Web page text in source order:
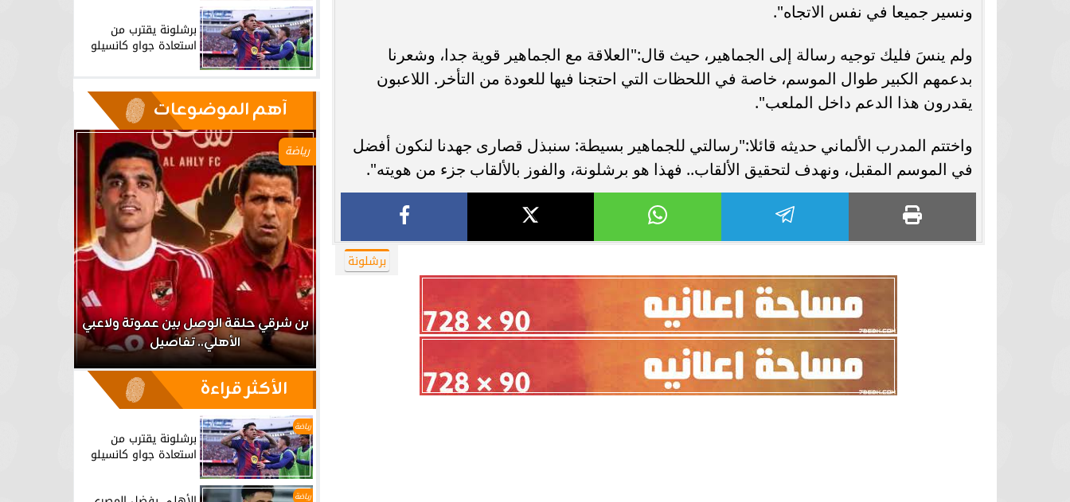
ونسير جميعا في نفس الاتجاه".
ولم ينسَ فليك توجيه رسالة إلى الجماهير، حيث قال:"العلاقة مع الجماهير قوية جدا، وشعرنا
بدعمهم الكبير طوال الموسم، خاصة في اللحظات التي احتجنا فيها للعودة من التأخر. اللاعبون
يقدرون هذا الدعم داخل الملعب".
واختتم المدرب الألماني حديثه قائلا:"رسالتي للجماهير بسيطة: سنبذل قصارى جهدنا لنكون أفضل
في الموسم المقبل، ونهدف لتحقيق الألقاب.. فهذا هو برشلونة، والفوز بالألقاب جزء من هويته".
برشلونة
برشلونة يقترب من
استعادة جواو كانسيلو
آهم الموضوعات
برشلونة يستعيد سلاحا مهما بعد صدمة
موعد سفر بعثة الأهلي لمواجهة برشلونة
بكأس خوان جامبر
الزمالك ينهي أزمة خوان بيزيرا.. واللاعب
يقترب من العودة إلى القاهرة
رياضة
بن شرقي حلقة الوصل بين عموتة ولاعبي
الأهلي.. تفاصيل
الأكثر قراءة
رياضة
برشلونة يقترب من
استعادة جواو كانسيلو
رياضة